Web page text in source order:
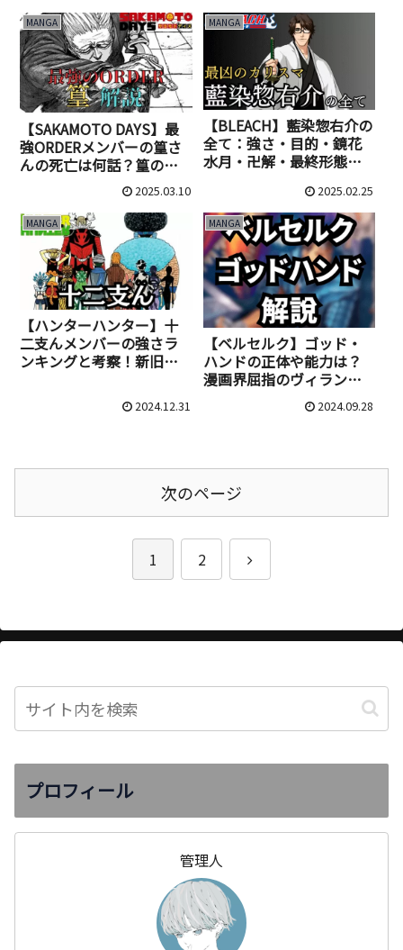
MANGA
【SAKAMOTO DAYS】最
強ORDERメンバーの篁さ
んの死亡は何話？篁の全
2025.03.10
MANGA
【BLEACH】藍染惣右介の
全て：強さ・目的・鏡花
水月・卍解・最終形態か
話・考察まで徹底解説！
2025.02.25
MANGA
【ハンターハンター】十
二支んメンバーの強さラ
ンキングと考察！新旧メ
ィールを徹底解説 2024.12.31
MANGA
【ベルセルク】ゴッド・
ハンドの正体や能力は？
漫画界屈指のヴィランを
未読の方向けに紹介2024.09.28
次のページ
1 2
次
プロフィール
管理人